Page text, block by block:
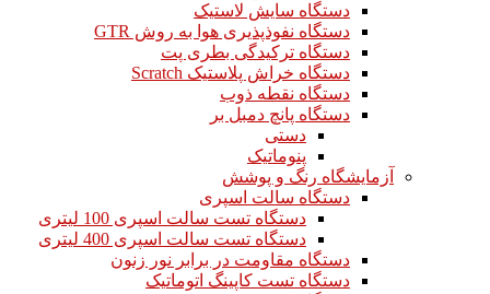
دستگاه سایش لاستیک
دستگاه نفوذپذیری هوا به روش GTR
دستگاه ترکیدگی بطری پت
دستگاه خراش پلاستیک Scratch
دستگاه نقطه ذوب
دستگاه پانچ دمبل بر
دستی
پنوماتیک
آزمایشگاه رنگ و پوشش
دستگاه سالت اسپری
دستگاه تست سالت اسپری 100 لیتری
دستگاه تست سالت اسپری 400 لیتری
دستگاه مقاومت در برابر نور زنون
دستگاه تست کاپینگ اتوماتیک